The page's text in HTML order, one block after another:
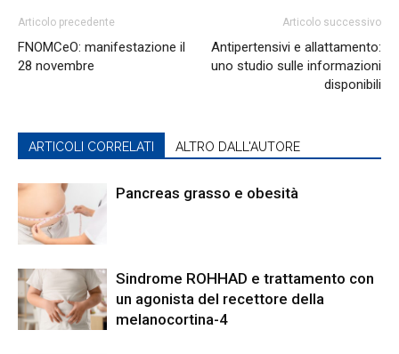
Articolo precedente
FNOMCeO: manifestazione il
28 novembre
Articolo successivo
Antipertensivi e allattamento:
uno studio sulle informazioni
disponibili
ARTICOLI CORRELATI ALTRO DALL'AUTORE
Pancreas grasso e obesità
Sindrome ROHHAD e trattamento con
un agonista del recettore della
melanocortina-4